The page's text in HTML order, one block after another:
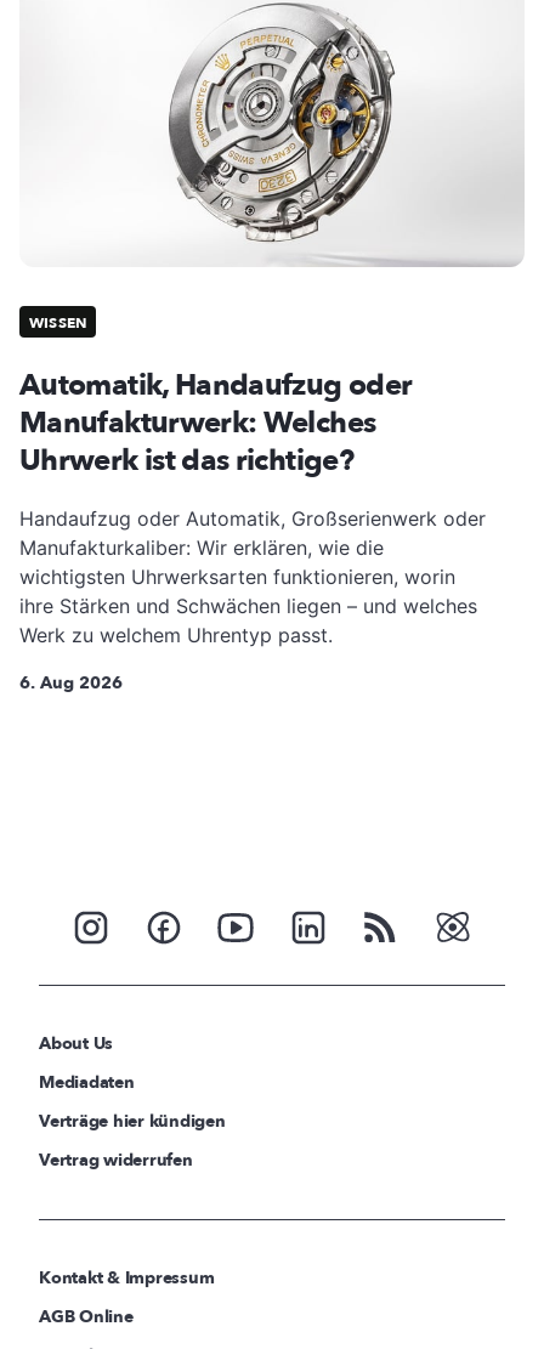
WISSEN
Automatik, Handaufzug oder
Manufakturwerk: Welches
Uhrwerk ist das richtige?
Handaufzug oder Automatik, Großserienwerk oder
Manufakturkaliber: Wir erklären, wie die
wichtigsten Uhrwerksarten funktionieren, worin
ihre Stärken und Schwächen liegen – und welches
Werk zu welchem Uhrentyp passt.
6. Aug 2026
About Us
Mediadaten
Verträge hier kündigen
Vertrag widerrufen
Kontakt & Impressum
AGB Online